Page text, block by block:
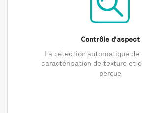
Contrôle d'aspect
La détection automatique de
caractérisation de texture et
perçue